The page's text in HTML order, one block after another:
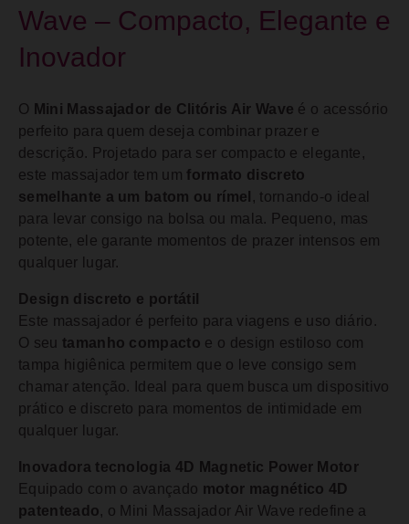
Wave – Compacto, Elegante e
Inovador
O Mini Massajador de Clitóris Air Wave é o acessório
perfeito para quem deseja combinar prazer e
descrição. Projetado para ser compacto e elegante,
este massajador tem um formato discreto
semelhante a um batom ou rímel , tornando-o ideal
para levar consigo na bolsa ou mala. Pequeno, mas
potente, ele garante momentos de prazer intensos em
qualquer lugar.
Design discreto e portátil
Este massajador é perfeito para viagens e uso diário.
O seu tamanho compacto e o design estiloso com
tampa higiênica permitem que o leve consigo sem
chamar atenção. Ideal para quem busca um dispositivo
prático e discreto para momentos de intimidade em
qualquer lugar.
Inovadora tecnologia 4D Magnetic Power Motor
Equipado com o avançado motor magnético 4D
patenteado, o Mini Massajador Air Wave redefine a